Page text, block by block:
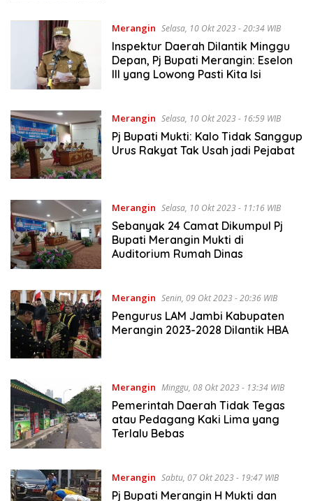
Merangin Selasa, 10 Okt 2023 - 20:34 WIB
Inspektur Daerah Dilantik Minggu
Depan, Pj Bupati Merangin: Eselon
III yang Lowong Pasti Kita Isi
Merangin Selasa, 10 Okt 2023 - 16:59 WIB
Pj Bupati Mukti: Kalo Tidak Sanggup
Urus Rakyat Tak Usah jadi Pejabat
Merangin Selasa, 10 Okt 2023 - 11:16 WIB
Sebanyak 24 Camat Dikumpul Pj
Bupati Merangin Mukti di
Auditorium Rumah Dinas
Merangin Senin, 09 Okt 2023 - 20:36 WIB
Pengurus LAM Jambi Kabupaten
Merangin 2023-2028 Dilantik HBA
Merangin Minggu, 08 Okt 2023 - 13:34 WIB
Pemerintah Daerah Tidak Tegas
atau Pedagang Kaki Lima yang
Terlalu Bebas
Merangin Sabtu, 07 Okt 2023 - 19:47 WIB
Pj Bupati Merangin H Mukti dan